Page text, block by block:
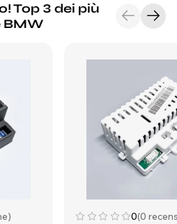
Top 3 dei più
BMW
0(0